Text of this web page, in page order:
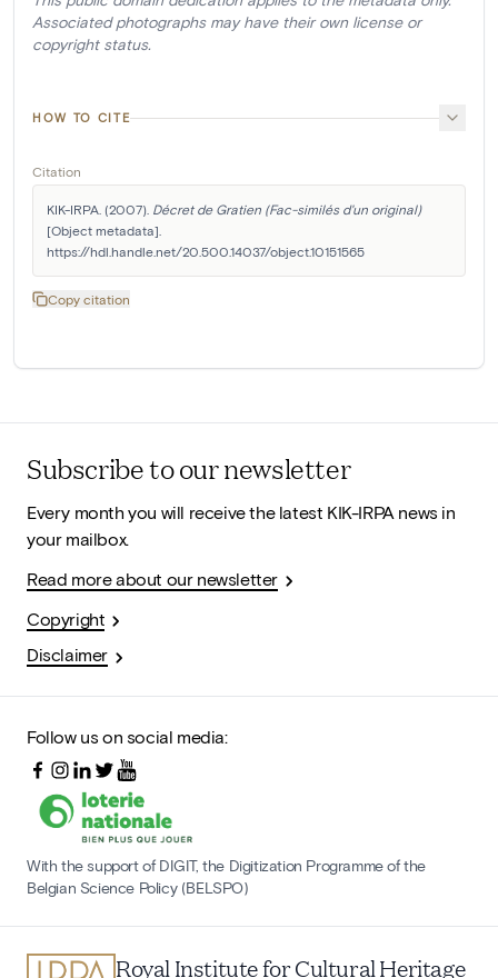
Associated photographs may have their own license or
copyright status.
HOW TO CITE
Citation
KIK-IRPA. (2007). Décret de Gratien (Fac-similés d'un original)
[Object metadata].
https://hdl.handle.net/20.500.14037/object.10151565
Copy citation
Subscribe to our newsletter
Every month you will receive the latest KIK-IRPA news in
your mailbox.
Read more about our newsletter
Copyright
Disclaimer
Follow us on social media:
With the support of DIGIT, the Digitization Programme of the
Belgian Science Policy (BELSPO)
Royal Institute for Cultural Heritage